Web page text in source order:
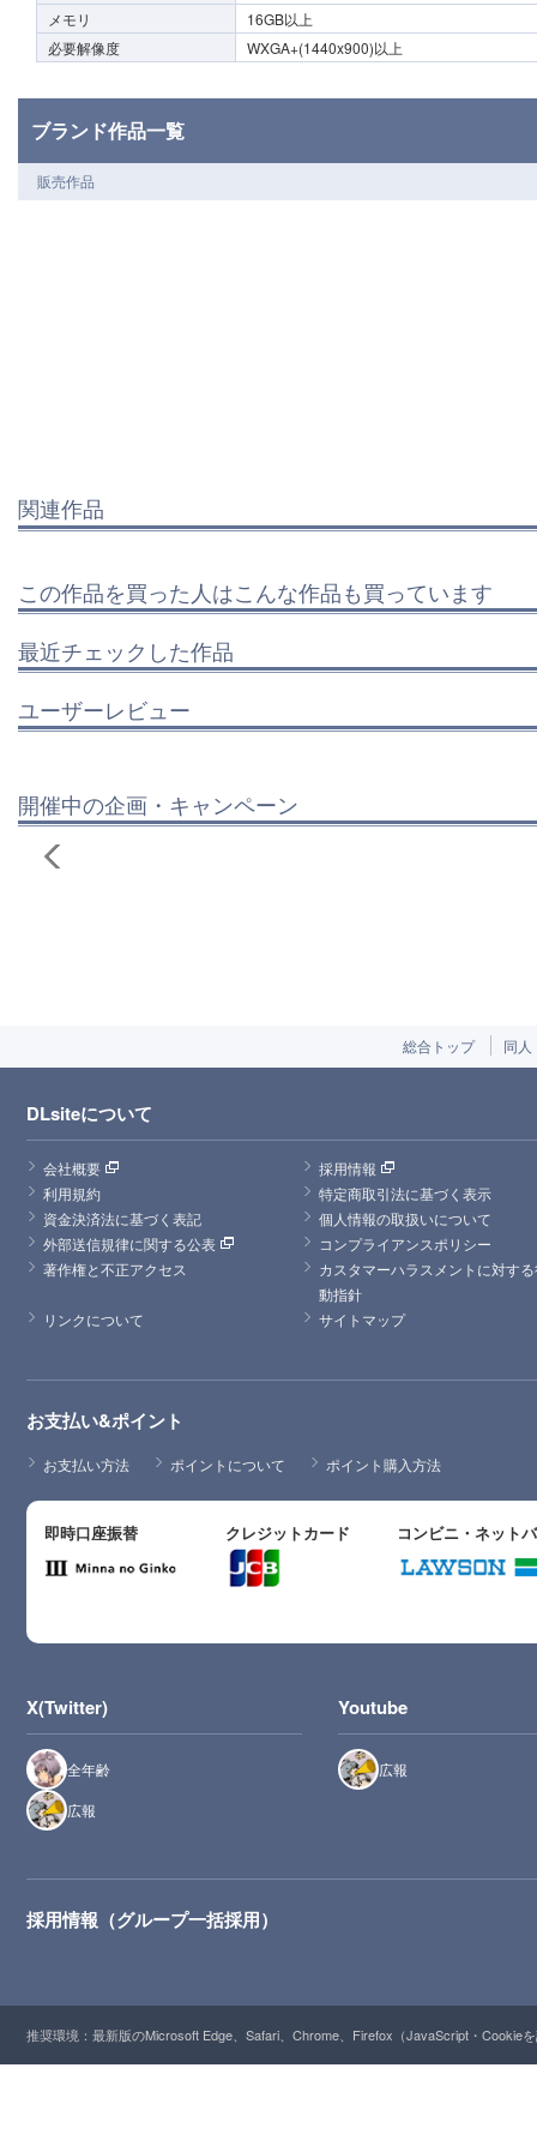
メモリ
16GB以上
必要解像度
WXGA+(1440x900)以上
ブランド作品一覧
販売作品
関連作品
この作品を買った人はこんな作品も買っています
最近チェックした作品
ユーザーレビュー
開催中の企画・キャンペーン
総合トップ 同人
DLsiteについて
会社概要
採用情報
利用規約
特定商取引法に基づく表示
資金決済法に基づく表記
個人情報の取扱いについて
外部送信規律に関する公表
コンプライアンスポリシー
著作権と不正アクセス
カスタマーハラスメントに対す
動指針
リンクについて
サイトマップ
お支払い&ポイント
お支払い方法 ポイントについて ポイント購入方法
即時口座振替 クレジットカード コンビニ・ネット
X(Twitter)
全年齢
広報
Youtube
広報
採用情報（グループ一括採用）
推奨環境：最新版のMicrosoft Edge、Safari、Chrome、Firefox（JavaScript・Cookie